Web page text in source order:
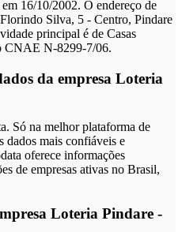
16/10/2002. O endereço de
Silva, 5 - Centro, Pindare
principal é de Casas
CNAE N-8299-7/06.
da empresa Loteria
Só na melhor plataforma de
dados mais confiáveis e
oferece informações
de empresas ativas no Brasil,
Loteria Pindare -